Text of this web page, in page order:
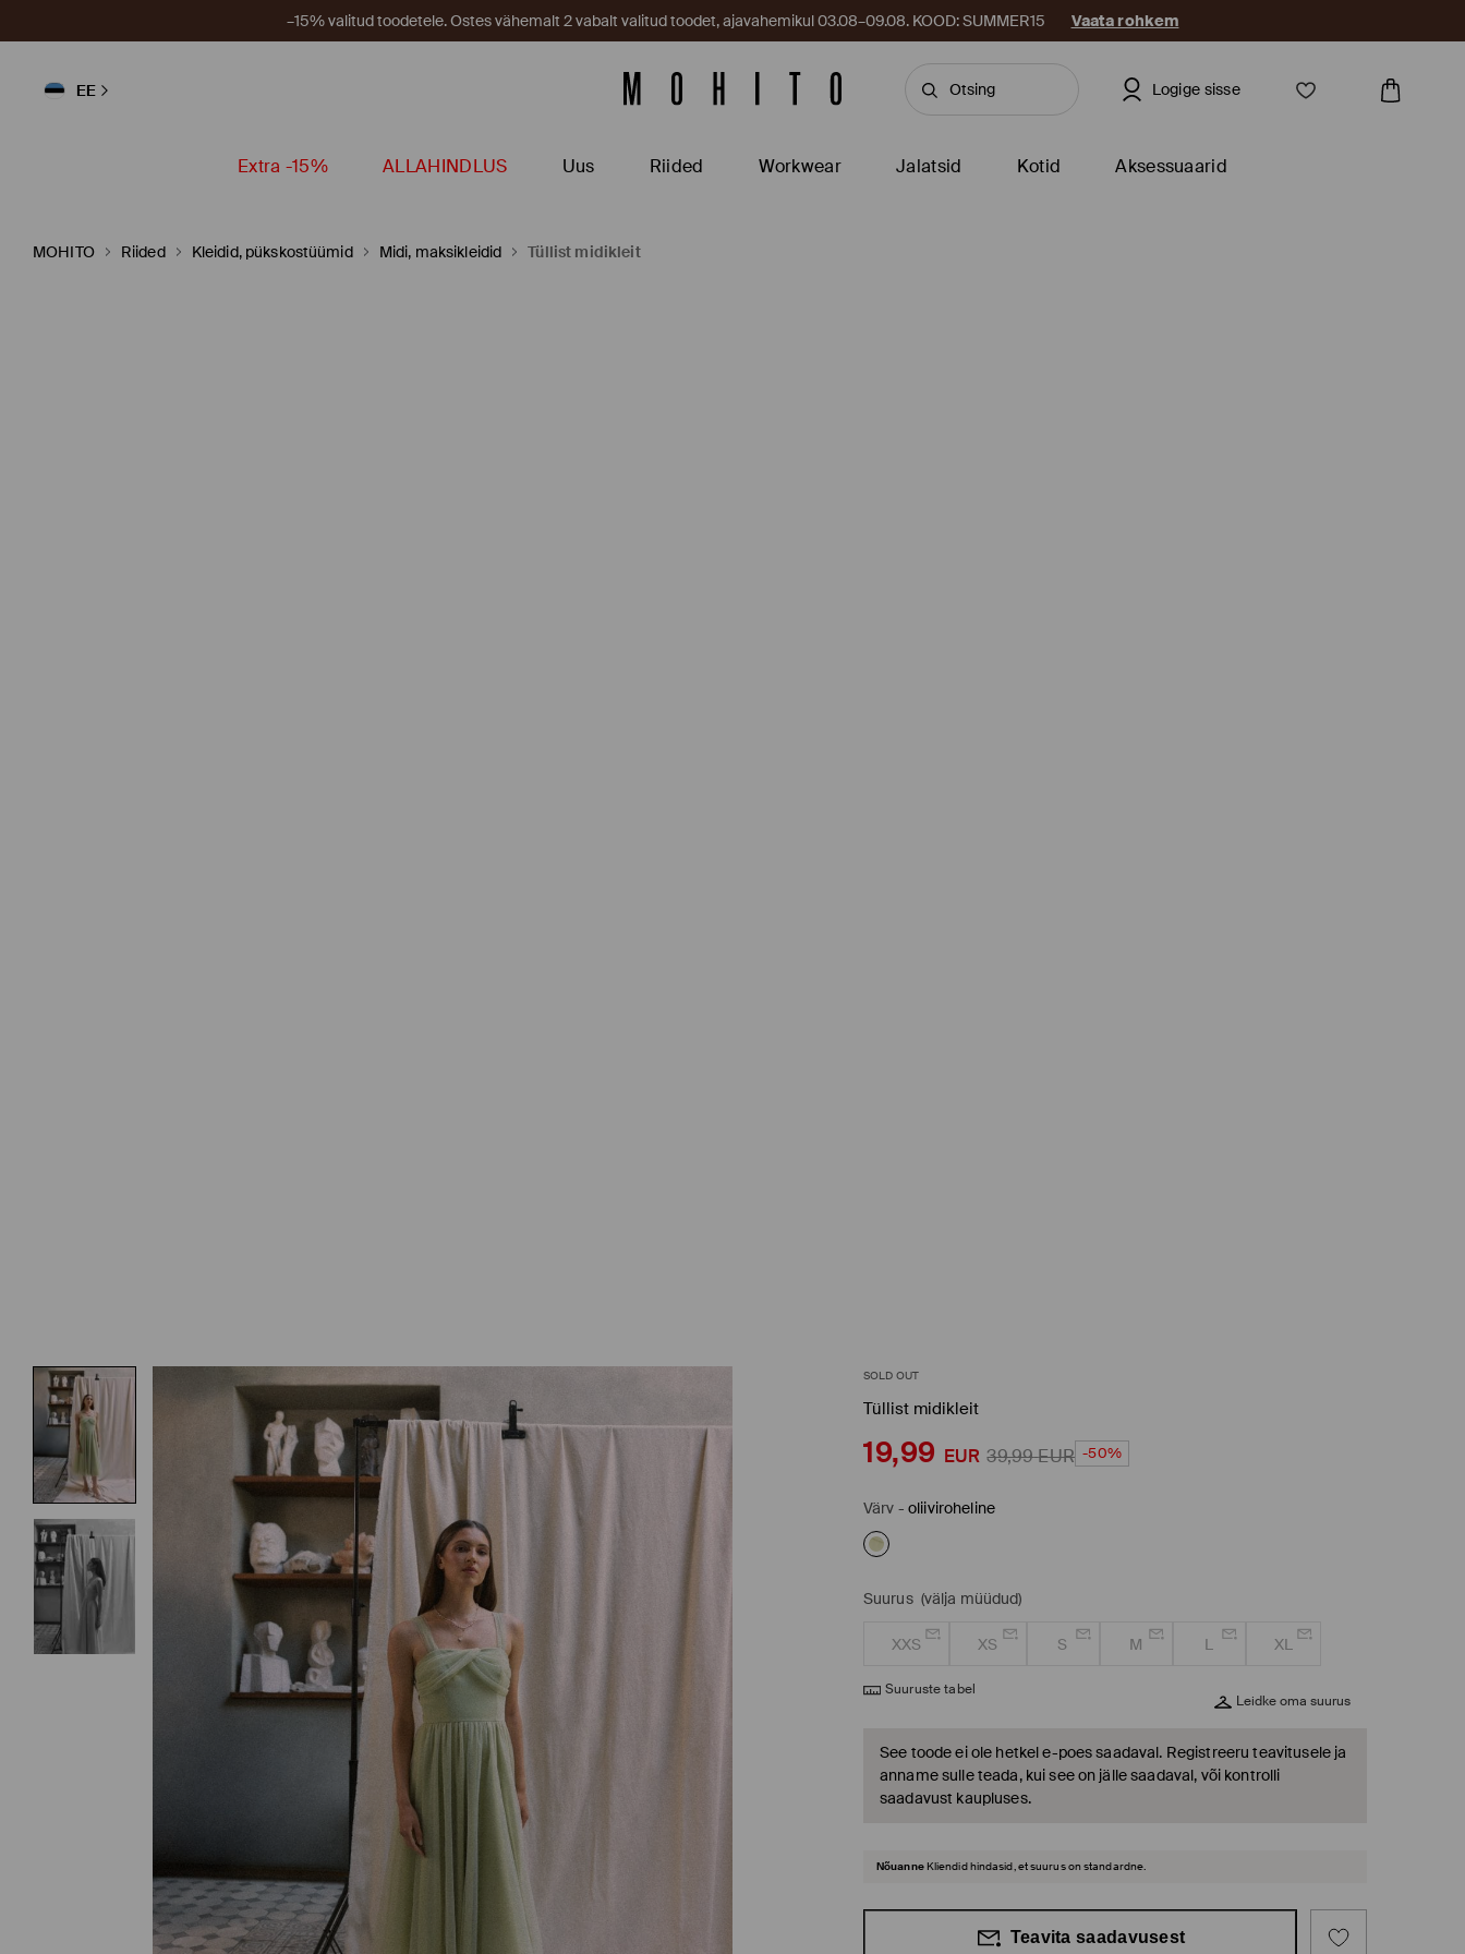
–15% valitud toodetele. Ostes vähemalt 2 vabalt valitud toodet, ajavahemikul 03.08–09.08. KOOD: SUMMER15 Vaata rohkem
EE Logige sisse
Extra -15% ALLAHINDLUS Uus Riided Workwear Jalatsid Kotid Aksessuaarid
MOHITO Riided Kleidid, pükskostüümid Midi, maksikleidid Tüllist midikleit
SOLD OUT
Tüllist midikleit
19,99 EUR 39,99EUR -50%
Värv - oliiviroheline
Suurus (välja müüdud)
XXS XS S M L XL
Suuruste tabel
Leidke oma suurus
See toode ei ole hetkel e-poes saadaval. Registreeru teavitusele ja
anname sulle teada, kui see on jälle saadaval, või kontrolli
saadavust kaupluses.
Nõuanne Kliendid hindasid, et suurus on standardne.
Teavita saadavusest